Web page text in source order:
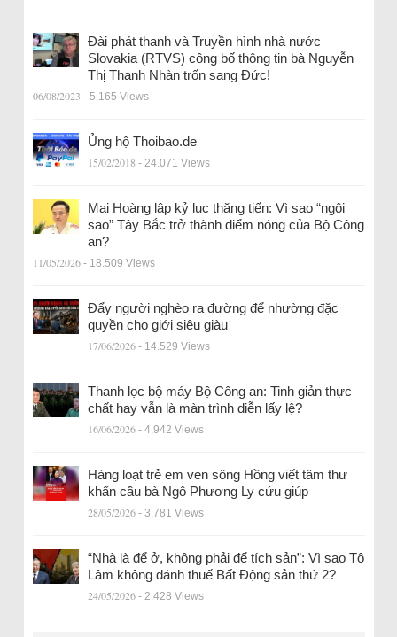
Đài phát thanh và Truyền hình nhà nước
Slovakia (RTVS) công bố thông tin bà Nguyễn
Thị Thanh Nhàn trốn sang Đức!
06/08/2023 - 5.165 Views
Ủng hộ Thoibao.de
15/02/2018 - 24.071 Views
Mai Hoàng lập kỷ lục thăng tiến: Vì sao “ngôi
sao” Tây Bắc trở thành điểm nóng của Bộ Công
an?
11/05/2026 - 18.509 Views
Đẩy người nghèo ra đường để nhường đặc
quyền cho giới siêu giàu
17/06/2026 - 14.529 Views
Thanh lọc bộ máy Bộ Công an: Tinh giản thực
chất hay vẫn là màn trình diễn lấy lệ?
16/06/2026 - 4.942 Views
Hàng loạt trẻ em ven sông Hồng viết tâm thư
khẩn cầu bà Ngô Phương Ly cứu giúp
28/05/2026 - 3.781 Views
“Nhà là để ở, không phải để tích sản”: Vì sao Tô
Lâm không đánh thuế Bất Động sản thứ 2?
24/05/2026 - 2.428 Views